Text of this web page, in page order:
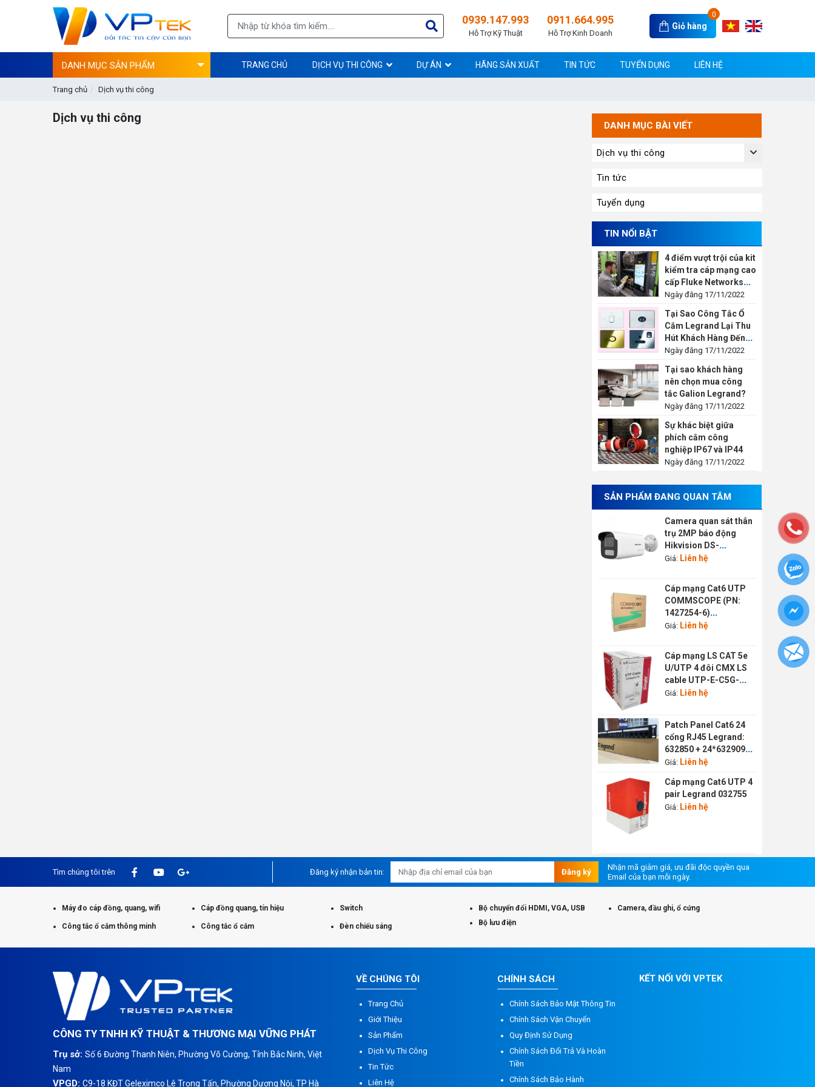
0939.147.993
Hỗ Trợ Kỹ Thuật
0911.664.995
Hỗ Trợ Kinh Doanh
0
Giỏ hàng
DANH MỤC SẢN PHẨM TRANG CHỦ DỊCH VỤ THI CÔNG DỰ ÁN HÃNG SẢN XUẤT TIN TỨC TUYỂN DỤNG LIÊN HỆ
Trang chủ Dịch vụ thi công
Dịch vụ thi công
DANH MỤC BÀI VIẾT
Dịch vụ thi công
Tin tức
Tuyển dụng
TIN NỔI BẬT
4 điểm vượt trội của kit
kiểm tra cáp mạng cao
cấp Fluke Networks
LinkIQ™
Ngày đăng 17/11/2022
Tại Sao Công Tắc Ổ
Cắm Legrand Lại Thu
Hút Khách Hàng Đến
Vậy?
Ngày đăng 17/11/2022
Tại sao khách hàng
nên chọn mua công
tắc Galion Legrand?
Ngày đăng 17/11/2022
Sự khác biệt giữa
phích cắm công
nghiệp IP67 và IP44
Ngày đăng 17/11/2022
SẢN PHẨM ĐANG QUAN TÂM
Camera quan sát thân
trụ 2MP báo động
Hikvision DS-
3CD6H999G5-SU
Giá: Liên hệ
Cáp mạng Cat6 UTP
COMMSCOPE (PN:
1427254-6)
Commscope 1427254-
Giá: Liên hệ
Cáp mạng LS CAT 5e
U/UTP 4 đôi CMX LS
cable UTP-E-C5G-
E1VN-X 0.5X004P/WH
Giá: Liên hệ
Patch Panel Cat6 24
cổng RJ45 Legrand:
632850 + 24*632909
632850 + 24*632909
Giá: Liên hệ
Cáp mạng Cat6 UTP 4
pair Legrand 032755
Giá: Liên hệ
Tìm chúng tôi trên Đăng ký nhận bản tin: Đăng ký
Nhận mã giảm giá, ưu đãi độc quyền qua
Email của bạn mỗi ngày.
Máy đo cáp đồng, quang, wifi Cáp đồng quang, tín hiệu Switch Bộ chuyển đổi HDMI, VGA, USB Camera, đầu ghi, ổ cứng
Công tắc ổ cắm thông minh Công tắc ổ cắm Đèn chiếu sáng Bộ lưu điện
CÔNG TY TNHH KỸ THUẬT & THƯƠNG MẠI VỮNG PHÁT
Trụ sở: Số 6 Đường Thanh Niên, Phường Võ Cường, Tỉnh Bắc Ninh, Việt
Nam
VPGD: C9-18 KĐT Geleximco Lê Trọng Tấn, Phường Dương Nội, TP Hà
VỀ CHÚNG TÔI
Trang Chủ
Giới Thiệu
Sản Phẩm
Dịch Vụ Thi Công
Tin Tức
Liên Hệ
CHÍNH SÁCH
Chính Sách Bảo Mật Thông Tin
Chính Sách Vận Chuyển
Quy Định Sử Dụng
Chính Sách Đổi Trả Và Hoàn
Tiền
Chính Sách Bảo Hành
KẾT NỐI VỚI VPTEK